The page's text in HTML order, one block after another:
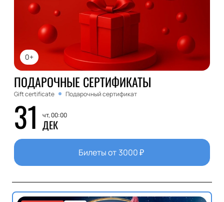
0+
ПОДАРОЧНЫЕ СЕРТИФИКАТЫ
Gift certificate Подарочный сертификат
31 чт, 00:00
ДЕК
Билеты от 3000₽